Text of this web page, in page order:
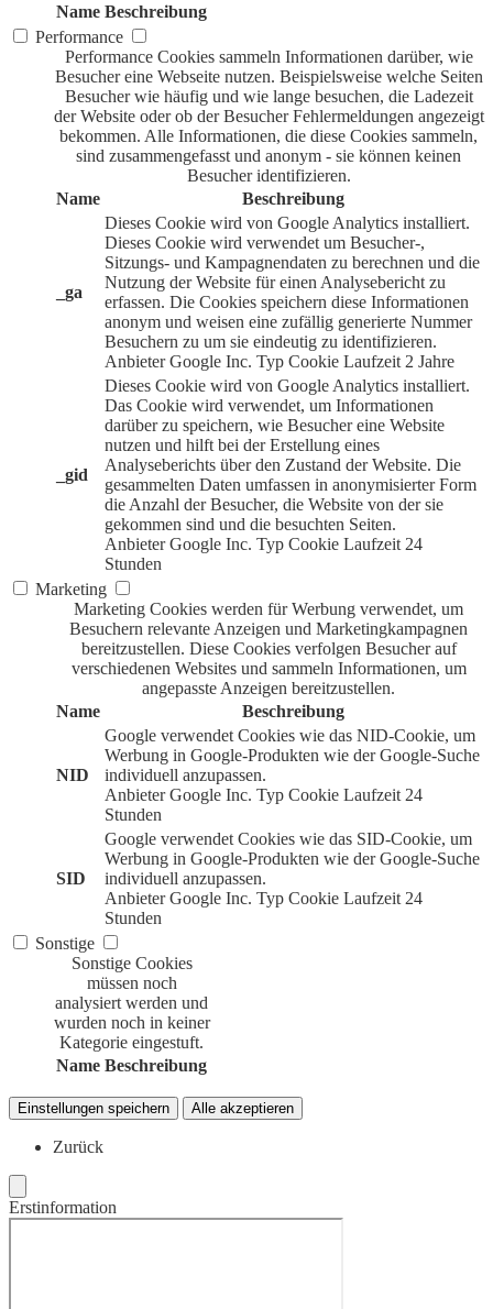
Name Beschreibung
Performance
Performance Cookies sammeln Informationen darüber, wie
Besucher eine Webseite nutzen. Beispielsweise welche Seiten
Besucher wie häufig und wie lange besuchen, die Ladezeit
der Website oder ob der Besucher Fehlermeldungen angezeigt
bekommen. Alle Informationen, die diese Cookies sammeln,
sind zusammengefasst und anonym - sie können keinen
Besucher identifizieren.
Name
Beschreibung
_ga
Dieses Cookie wird von Google Analytics installiert.
Dieses Cookie wird verwendet um Besucher-,
Sitzungs- und Kampagnendaten zu berechnen und die
Nutzung der Website für einen Analysebericht zu
erfassen. Die Cookies speichern diese Informationen
anonym und weisen eine zufällig generierte Nummer
Besuchern zu um sie eindeutig zu identifizieren.
Anbieter Google Inc. Typ Cookie Laufzeit 2 Jahre
_gid
Dieses Cookie wird von Google Analytics installiert.
Das Cookie wird verwendet, um Informationen
darüber zu speichern, wie Besucher eine Website
nutzen und hilft bei der Erstellung eines
Analyseberichts über den Zustand der Website. Die
gesammelten Daten umfassen in anonymisierter Form
die Anzahl der Besucher, die Website von der sie
gekommen sind und die besuchten Seiten.
Anbieter Google Inc. Typ Cookie Laufzeit 24
Stunden
Marketing
Marketing Cookies werden für Werbung verwendet, um
Besuchern relevante Anzeigen und Marketingkampagnen
bereitzustellen. Diese Cookies verfolgen Besucher auf
verschiedenen Websites und sammeln Informationen, um
angepasste Anzeigen bereitzustellen.
Name
Beschreibung
NID
Google verwendet Cookies wie das NID-Cookie, um
Werbung in Google-Produkten wie der Google-Suche
individuell anzupassen.
Anbieter Google Inc. Typ Cookie Laufzeit 24
Stunden
SID
Google verwendet Cookies wie das SID-Cookie, um
Werbung in Google-Produkten wie der Google-Suche
individuell anzupassen.
Anbieter Google Inc. Typ Cookie Laufzeit 24
Stunden
Sonstige
Sonstige Cookies
müssen noch
analysiert werden und
wurden noch in keiner
Kategorie eingestuft.
Name Beschreibung
Einstellungen speichern Alle akzeptieren
Zurück
Erstinformation